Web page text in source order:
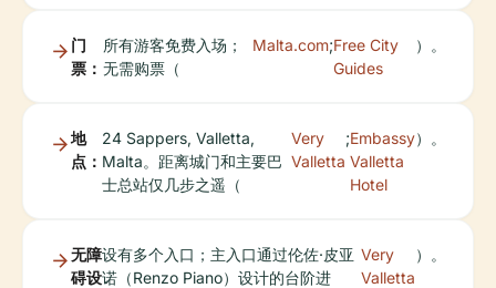
门
票：
所有游客免费入场；
无需购票（
Malta.com;Free City
Guides
）。
地
点：
24 Sappers, Valletta,
Malta。距离城门和主要巴
士总站仅几步之遥（
Very
Valletta
;Embassy
Valletta
Hotel
）。
无障
碍设
设有多个入口；主入口通过伦佐·皮亚
诺（Renzo Piano）设计的台阶进
Very
Valletta
）。